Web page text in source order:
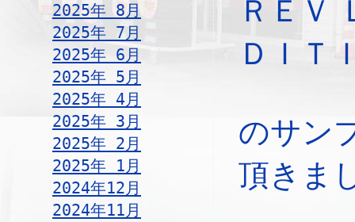
2025年 8月
2025年 7月
2025年 6月
2025年 5月
2025年 4月
2025年 3月
2025年 2月
2025年 1月
2024年12月
2024年11月
ＲＥＶ
ＤＩＴ
のサン
頂きま